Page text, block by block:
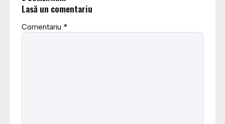
Lasă un comentariu
Comentariu *